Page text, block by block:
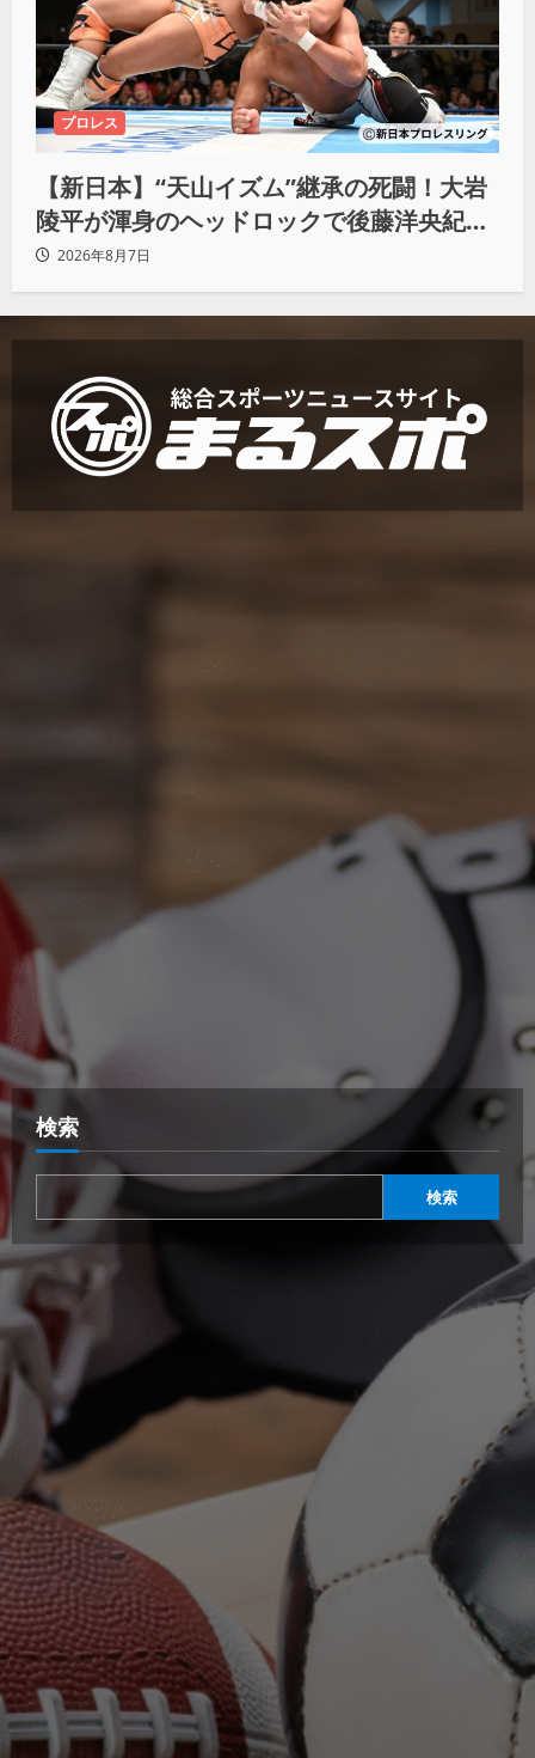
プロレス
【新日本】“天山イズム”継承の死闘！大岩
陵平が渾身のヘッドロックで後藤洋央紀か
らタップ奪取 執念の「リベンジ＆4勝目」
2026年8月7日
検索
検索